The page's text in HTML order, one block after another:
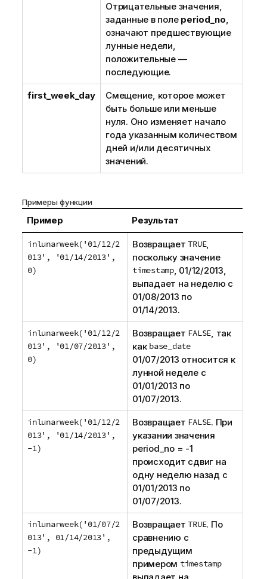
Отрицательные значения,
заданные в поле period_no,
означают предшествующие
лунные недели,
положительные —
последующие.
first_week_day
Смещение, которое может
быть больше или меньше
нуля. Оно изменяет начало
года указанным количеством
дней и/или десятичных
значений.
Примеры функции
Пример Результат
inlunarweek('01/12/2
013', '01/14/2013',
0)
ВозвращаетTRUE,
поскольку значение
timestamp, 01/12/2013,
выпадает на неделю с
01/08/2013 по
01/14/2013.
inlunarweek('01/12/2
013', '01/07/2013',
0)
Возвращает FALSE, так
как base_date
01/07/2013 относится к
лунной неделе с
01/01/2013 по
01/07/2013.
inlunarweek('01/12/2
013', '01/14/2013',
-1)
Возвращает FALSE. При
указании значения
period_no= -1
происходит сдвиг на
одну неделю назад с
01/01/2013 по
01/07/2013.
inlunarweek('01/07/2
013', 01/14/2013',
-1)
ВозвращаетTRUE. По
сравнению с
предыдущим
примером timestamp